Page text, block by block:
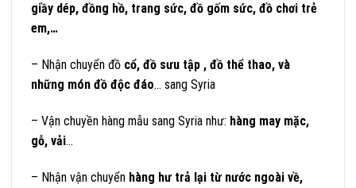
giầy dép, đồng hồ, trang sức, đồ gốm sức, đồ chơi trẻ
em,…
– Nhận chuyển đồ cổ, đồ sưu tập , đồ thể thao, và
những món đồ độc đáo… sang Syria
– Vận chuyền hàng mẫu sang Syria như: hàng may mặc,
gỗ, vải…
– Nhận vận chuyển hàng hư trả lại từ nước ngoài về,